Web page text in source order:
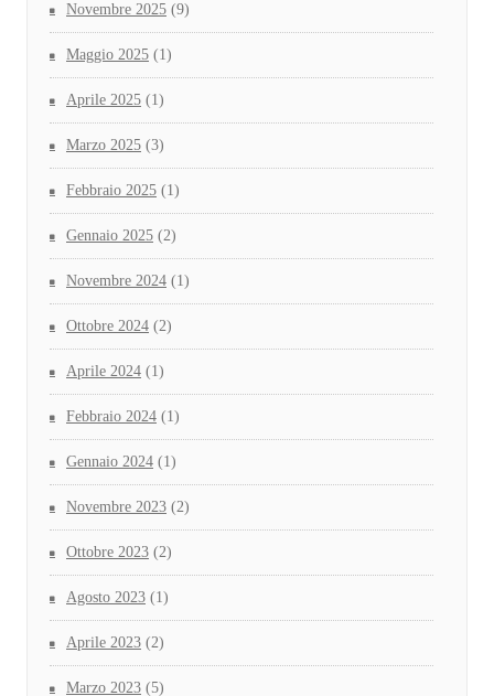
Novembre 2025 (9)
Maggio 2025 (1)
Aprile 2025 (1)
Marzo 2025 (3)
Febbraio 2025 (1)
Gennaio 2025 (2)
Novembre 2024 (1)
Ottobre 2024 (2)
Aprile 2024 (1)
Febbraio 2024 (1)
Gennaio 2024 (1)
Novembre 2023 (2)
Ottobre 2023 (2)
Agosto 2023 (1)
Aprile 2023 (2)
Marzo 2023 (5)